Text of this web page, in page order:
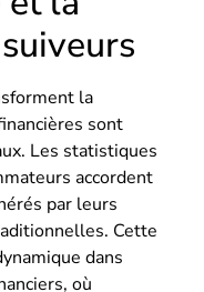
la
sont
Les statistiques
accordent
par leurs
Cette
dans
où